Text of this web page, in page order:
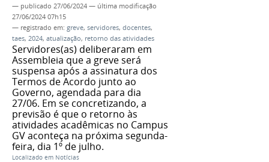
— publicado 27/06/2024 — última modificação
27/06/2024 07h15
— registrado em: greve, servidores, docentes,
taes, 2024, atualização, retorno das atividades
Servidores(as) deliberaram em
Assembleia que a greve será
suspensa após a assinatura dos
Termos de Acordo junto ao
Governo, agendada para dia
27/06. Em se concretizando, a
previsão é que o retorno às
atividades acadêmicas no Campus
GV aconteça na próxima segunda-
feira, dia 1º de julho.
Localizado em Notícias